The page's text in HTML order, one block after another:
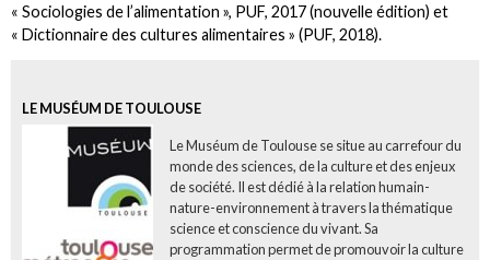
« Sociologies de l’alimentation », PUF, 2017 (nouvelle édition) et
« Dictionnaire des cultures alimentaires » (PUF, 2018).
LE MUSÉUM DE TOULOUSE
Le Muséum de Toulouse se situe au carrefour du
monde des sciences, de la culture et des enjeux
de société. Il est dédié à la relation humain-
nature-environnement à travers la thématique
science et conscience du vivant. Sa
programmation permet de promouvoir la culture